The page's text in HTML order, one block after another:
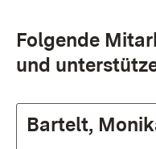
Folgende
und
Bartelt,